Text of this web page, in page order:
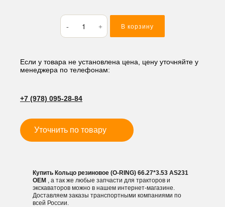
Количество
товара
Кольцо
(O-
RING)
В корзину
Если у товара не установлена цена, цену уточняйте у
менеджера по телефонам:
+7 (978) 095-28-84
Уточнить по товару
Купить Кольцо резиновое (O-RING) 66.27*3.53 AS231
OEM , а так же любые запчасти для тракторов и
экскаваторов можно в нашем интернет-магазине.
Доставляем заказы транспортными компаниями по
всей России.